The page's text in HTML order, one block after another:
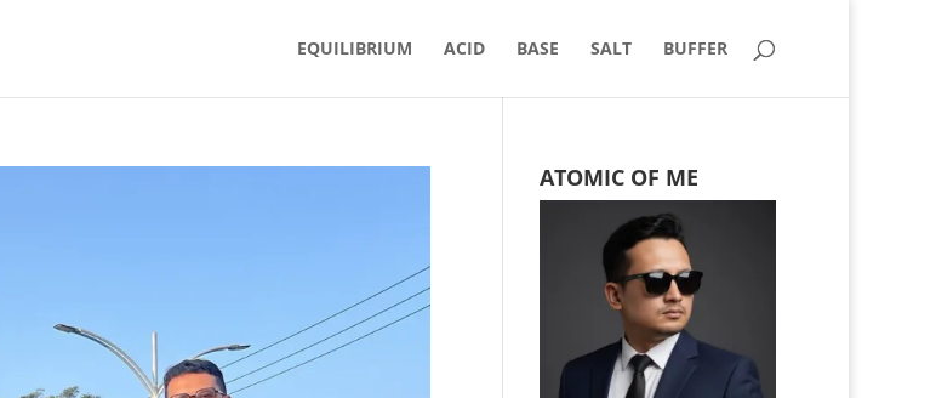
EQUILIBRIUM ACID BASE SALT BUFFER
ATOMIC OF ME